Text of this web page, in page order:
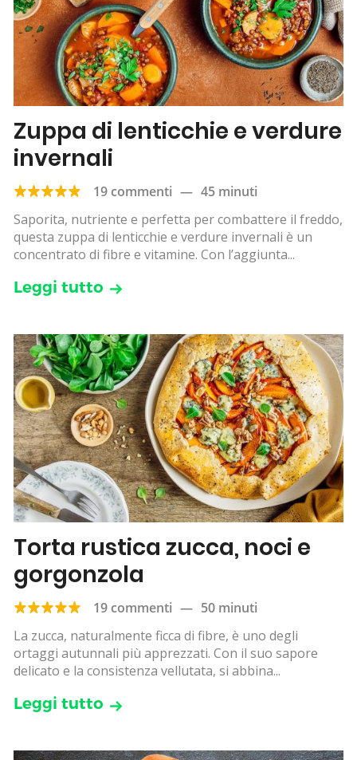
Zuppa di lenticchie e verdure
invernali
19 commenti — 45 minuti
Saporita, nutriente e perfetta per combattere il freddo,
questa zuppa di lenticchie e verdure invernali è un
concentrato di fibre e vitamine. Con l’aggiunta...
Leggi tutto
Torta rustica zucca, noci e
gorgonzola
19 commenti — 50 minuti
La zucca, naturalmente ficca di fibre, è uno degli
ortaggi autunnali più apprezzati. Con il suo sapore
delicato e la consistenza vellutata, si abbina...
Leggi tutto